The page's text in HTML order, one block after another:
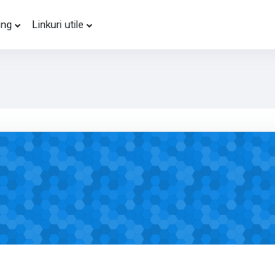
Linkuri utile
- Optional